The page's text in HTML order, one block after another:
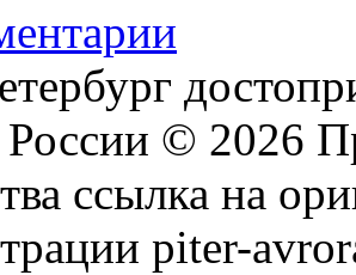
© 2026
ссылка на
piter-